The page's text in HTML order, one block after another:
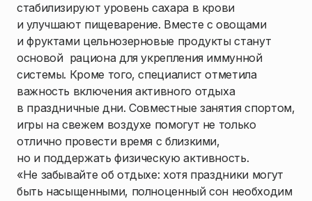
стабилизируют уровень сахара в крови
и улучшают пищеварение. Вместе с овощами
и фруктами цельнозерновые продукты станут
основой рациона для укрепления иммунной
системы. Кроме того, специалист отметила
важность включения активного отдыха
в праздничные дни. Совместные занятия спортом,
игры на свежем воздухе помогут не только
отлично провести время с близкими,
но и поддержать физическую активность.
«Не забывайте об отдыхе: хотя праздники могут
быть насыщенными, полноценный сон необходим